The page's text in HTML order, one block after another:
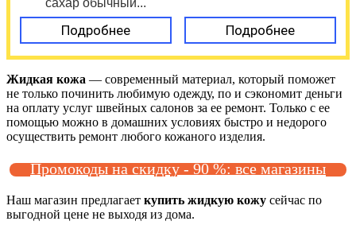
сахар обычный...
Подробнее Подробнее
Жидкая кожа — современный материал, который поможет
не только починить любимую одежду, по и сэкономит деньги
на оплату услуг швейных салонов за ее ремонт. Только с ее
помощью можно в домашних условиях быстро и недорого
осуществить ремонт любого кожаного изделия.
Промокоды на скидку - 90 %: все магазины
Наш магазин предлагает купить жидкую кожу сейчас по
выгодной цене не выходя из дома.